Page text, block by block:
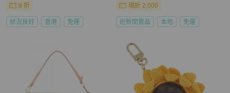
9 折
狀況良好 香港 免運
現折 2,000
近新閒置品 本地 免運